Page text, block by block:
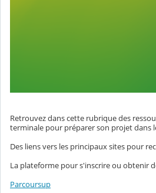
Retrouvez dans cette rubrique des
terminale pour préparer son projet dans
Des liens vers les principaux sites pour
La plateforme pour s'inscrire ou obtenir
Parcoursup